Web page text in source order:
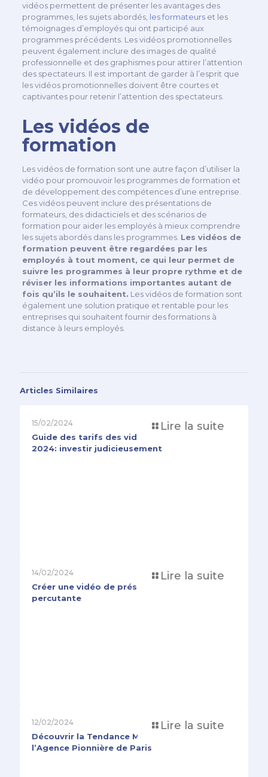
vidéos permettent de présenter les avantages des
programmes, les sujets abordés, les formateurset les
témoignages d’employés qui ont participé aux
programmes précédents. Les vidéos promotionnelles
peuvent également inclure des images de qualité
professionnelle et des graphismes pour attirer l’attention
des spectateurs. Il est important de garder à l’esprit que
les vidéos promotionnelles doivent être courtes et
captivantes pour retenir l’attention des spectateurs.
Les vidéos de
formation
Les vidéos de formation sont une autre façon d’utiliser la
vidéo pour promouvoir les programmes de formation et
de développement des compétences d’une entreprise.
Ces vidéos peuvent inclure des présentations de
formateurs, des didacticiels et des scénarios de
formation pour aider les employés à mieux comprendre
les sujets abordés dans les programmes. Les vidéos de
formation peuvent être regardées par les
employés à tout moment, ce qui leur permet de
suivre les programmes à leur propre rythme et de
réviser les informations importantes autant de
fois qu’ils le souhaitent. Les vidéos de formation sont
également une solution pratique et rentable pour les
entreprises qui souhaitent fournir des formations à
distance à leurs employés.
Articles Similaires
15/02/2024
Guide des tarifs des vidéos Motion Design en
2024: investir judicieusement
Lire la suite
14/02/2024
Créer une vidéo de présentation d’entreprise
percutante
Lire la suite
12/02/2024
Découvrir la Tendance Motion Design avec
l’Agence Pionnière de Paris
Lire la suite